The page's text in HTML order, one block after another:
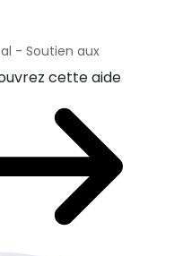
- Soutien aux
cette aide